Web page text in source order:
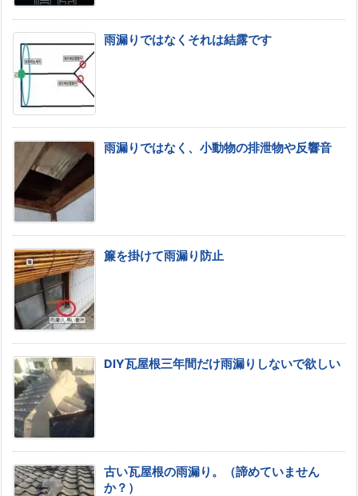
雨漏りではなくそれは結露です
雨漏りではなく、小動物の排泄物や反響音
簾を掛けて雨漏り防止
DIY瓦屋根三年間だけ雨漏りしないで欲しい
古い瓦屋根の雨漏り。（諦めていません
か？）